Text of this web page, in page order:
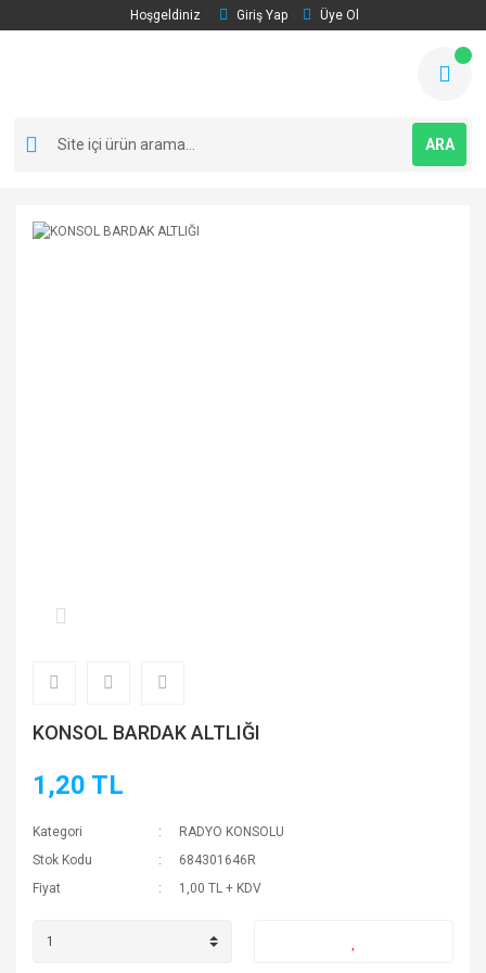
Hoşgeldiniz Giriş Yap Üye Ol
ARA
KONSOL BARDAK ALTLIĞI
1,20 TL
Kategori
RADYO KONSOLU
Stok Kodu
684301646R
Fiyat
1,00 TL + KDV